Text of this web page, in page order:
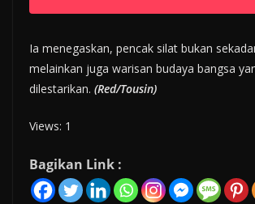
Ia menegaskan, pencak silat bukan
melainkan juga warisan budaya bangsa
dilestarikan. (Red/Tousin)
Views: 1
Bagikan Link :